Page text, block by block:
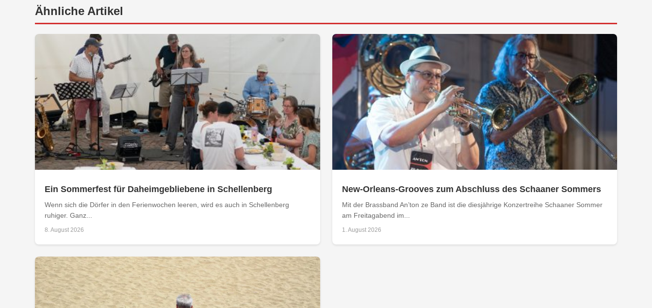
Ähnliche Artikel
Ein Sommerfest für Daheimgebliebene in Schellenberg
Wenn sich die Dörfer in den Ferienwochen leeren, wird es auch in Schellenberg
ruhiger. Ganz...
8. August 2026
New-Orleans-Grooves zum Abschluss des Schaaner Sommers
Mit der Brassband An’ton ze Band ist die diesjährige Konzertreihe Schaaner Sommer
am Freitagabend im...
1. August 2026